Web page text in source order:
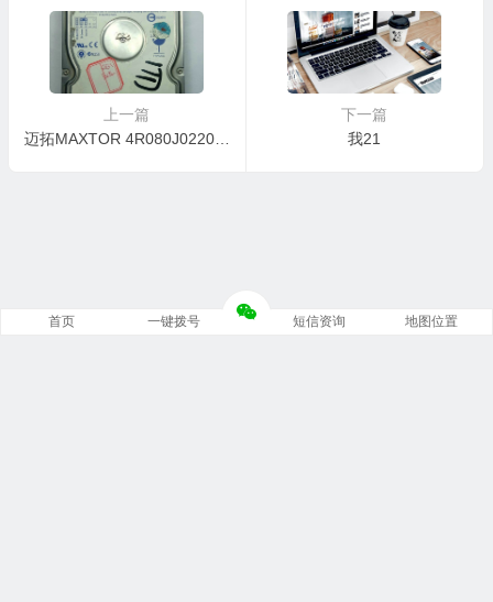
上一篇
迈拓MAXTOR 4R080J0220211异响数据恢复成功案例
下一篇
我21
首页 一键拨号 短信资询 地图位置